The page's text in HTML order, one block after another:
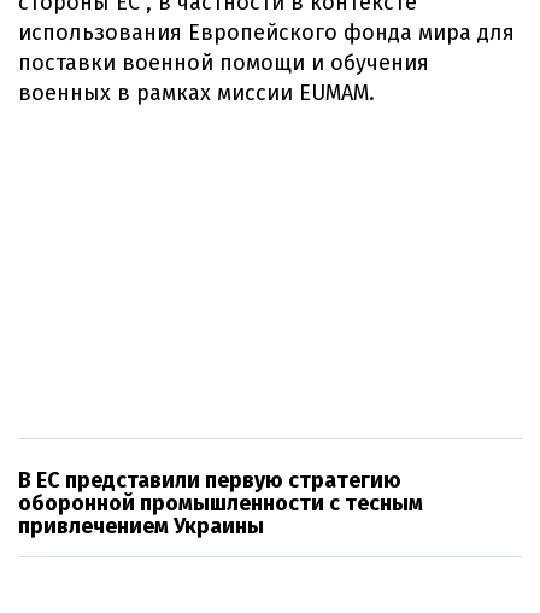
использования Европейского фонда мира для
поставки военной помощи и обучения
военных в рамках миссии EUMAM.
В ЕС представили первую стратегию
оборонной промышленности с тесным
привлечением Украины